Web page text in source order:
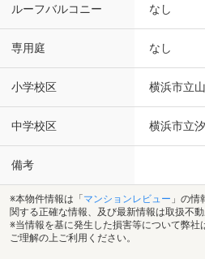
ルーフバルコニー なし
専用庭 なし
小学校区 横浜市立
中学校区 横浜市立
備考
※本物件情報は「 マンションレビュー 」の情
関する正確な情報、及び最新情報は取扱不
※当情報を基に発生した損害等について弊
ご理解の上ご利用ください。